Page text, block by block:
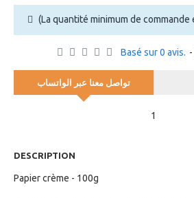
Basé sur 0 avis. -
(La quantité minimum de commande
تواصل معنا عبر الواتساب
1
DESCRIPTION
Papier crème - 100g